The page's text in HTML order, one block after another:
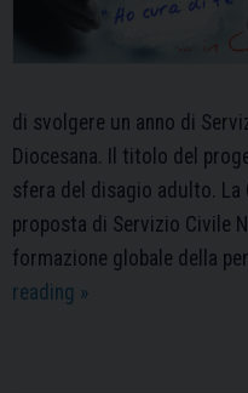
di svolgere un anno di
Diocesana. Il titolo del
sfera del disagio adulto.
proposta di Servizio Civile
formazione globale della
reading Avviso
»